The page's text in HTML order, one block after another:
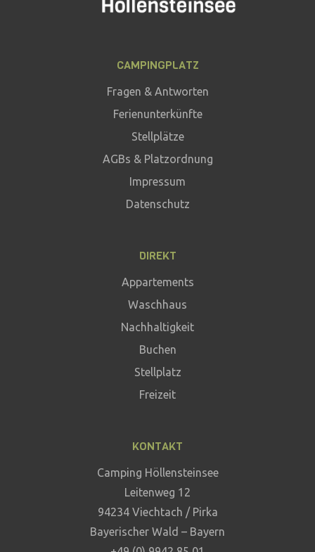
CAMPINGPLATZ
Fragen & Antworten
Ferienunterkünfte
Stellplätze
AGBs & Platzordnung
Impressum
Datenschutz
DIREKT
Appartements
Waschhaus
Nachhaltigkeit
Buchen
Stellplatz
Freizeit
KONTAKT
Camping Höllensteinsee
Leitenweg 12
94234 Viechtach / Pirka
Bayerischer Wald – Bayern